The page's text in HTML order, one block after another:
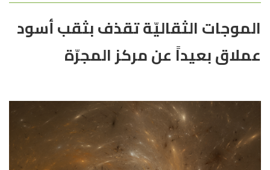
الموجات الثقاليّة تقذف بثقب أسود
عملاق بعيداً عن مركز المجرّة